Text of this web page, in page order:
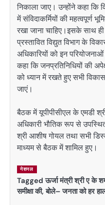
निकाला जाए। उन्होंने कहा कि
में संविदाकर्मियों की महत्वपूर्ण
रखा जाना चाहिए।इसके साथ ही
प्रस्तावित विद्युत विभाग के
अधिकारियों को इन
कहा कि जनप्रतिनिधियों की
को ध्यान में रखते हुए सभी
जाएं।
बैठक में यूपीपीसीएल के एमडी
अधिकारी भौतिक रूप से
श्री आशीष गोयल तथा सभी
माध्यम से बैठक में शामिल हुए।
नेशनल
Taggedऊर्जा मंत्री श्री ए के
समीक्षा की,बोले– जनता को हर